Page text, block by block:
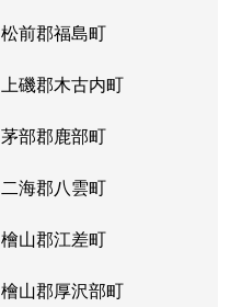
松前郡福島町
上磯郡木古内町
茅部郡鹿部町
二海郡八雲町
檜山郡江差町
檜山郡厚沢部町